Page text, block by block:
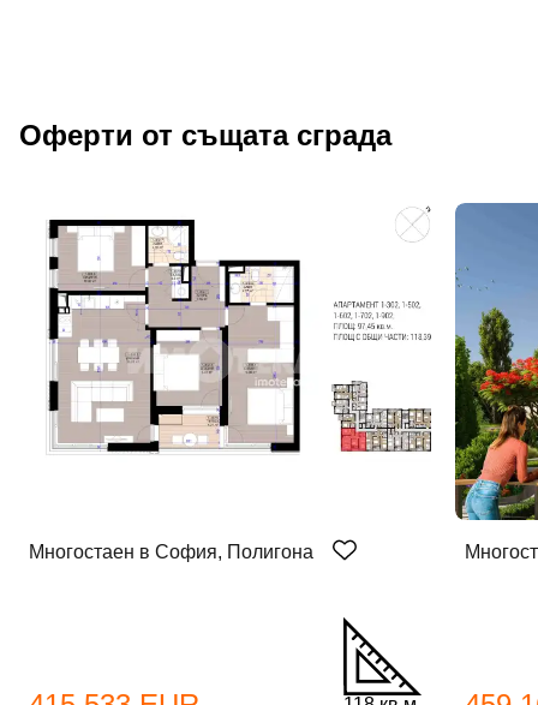
Оферти от същата сграда
Многостаен в София, Полигона